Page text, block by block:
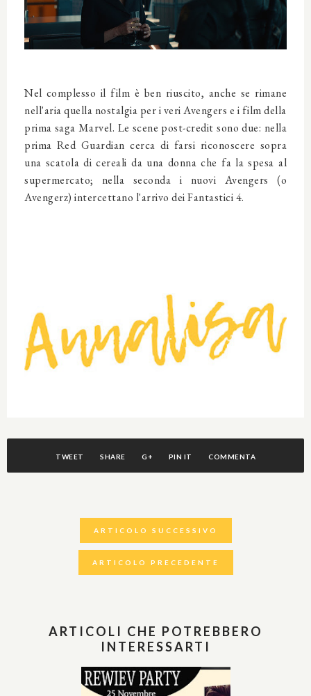
Nel complesso il film è ben riuscito, anche se rimane
nell'aria quella nostalgia per i veri Avengers e i film della
prima saga Marvel. Le scene post-credit sono due: nella
prima Red Guardian cerca di farsi riconoscere sopra
una scatola di cereali da una donna che fa la spesa al
supermercato; nella seconda i nuovi Avengers (o
Avengerz) intercettano l'arrivo dei Fantastici 4.
TWEET SHARE G+ PIN IT COMMENTA
ARTICOLO SUCCESSIVO
ARTICOLO PRECEDENTE
ARTICOLI CHE POTREBBERO
INTERESSARTI